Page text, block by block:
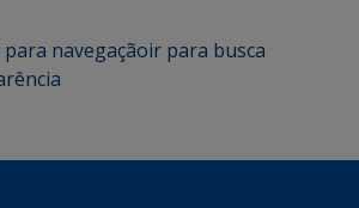
para navegaçãoir para busca